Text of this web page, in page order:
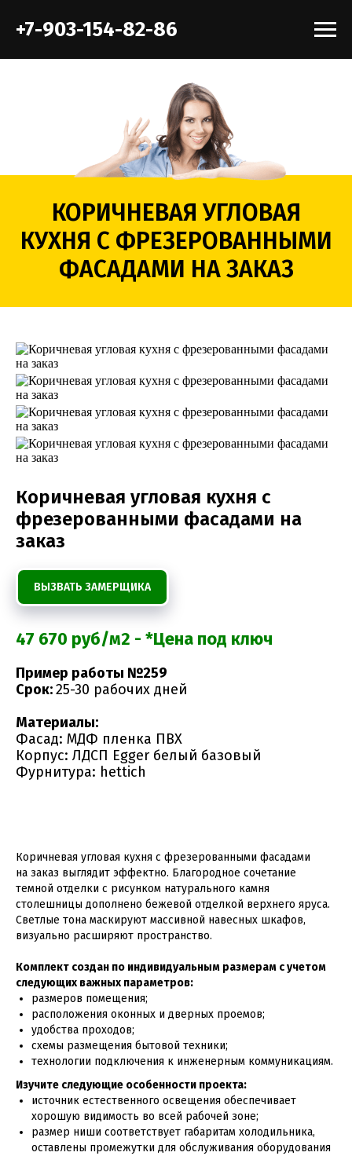
+7-903-154-82-86
КОРИЧНЕВАЯ УГЛОВАЯ
КУХНЯ С ФРЕЗЕРОВАННЫМИ
ФАСАДАМИ НА ЗАКАЗ
Коричневая угловая кухня с
фрезерованными фасадами на
заказ
ВЫЗВАТЬ ЗАМЕРЩИКА
47 670 руб/м2 - *Цена под ключ
Пример работы №259
Срок:25-30 рабочих дней
Материалы:
Фасад: МДФ пленка ПВХ
Корпус: ЛДСП Egger белый базовый
Фурнитура: hettich
Коричневая угловая кухня с фрезерованными фасадами
на заказ выглядит эффектно. Благородное сочетание
темной отделки с рисунком натурального камня
столешницы дополнено бежевой отделкой верхнего яруса.
Светлые тона маскируют массивной навесных шкафов,
визуально расширяют пространство.
Комплект создан по индивидуальным размерам с учетом
следующих важных параметров:
размеров помещения;
расположения оконных и дверных проемов;
удобства проходов;
схемы размещения бытовой техники;
технологии подключения к инженерным коммуникациям.
Изучите следующие особенности проекта:
источник естественного освещения обеспечивает
хорошую видимость во всей рабочей зоне;
размер ниши соответствует габаритам холодильника,
оставлены промежутки для обслуживания оборудования